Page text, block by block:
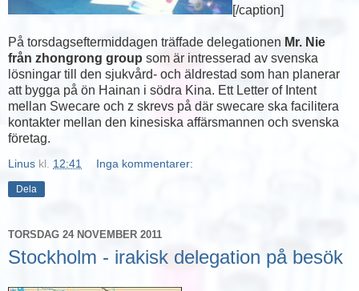
[/caption]
På torsdagseftermiddagen träffade delegationen Mr. Nie
från zhongrong group som är intresserad av svenska
lösningar till den sjukvård- och äldrestad som han planerar
att bygga på ön Hainan i södra Kina. Ett Letter of Intent
mellan Swecare och z skrevs på där swecare ska facilitera
kontakter mellan den kinesiska affärsmannen och svenska
företag.
Linus kl. 12:41 Inga kommentarer:
Dela
TORSDAG 24 NOVEMBER 2011
Stockholm - irakisk delegation på besök